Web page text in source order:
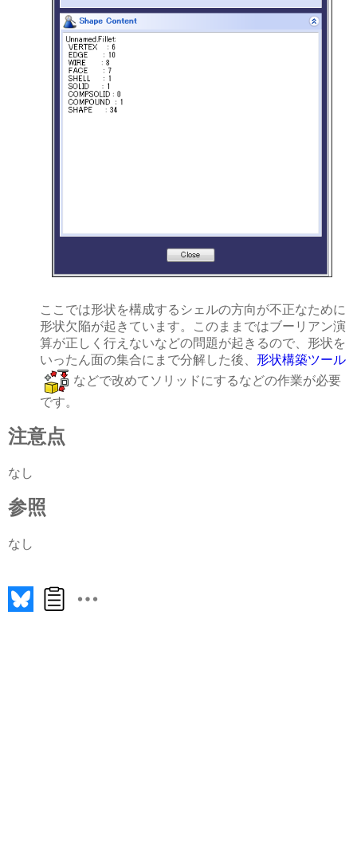
ここでは形状を構成するシェルの方向が不正なために
形状欠陥が起きています。このままではブーリアン演
算が正しく行えないなどの問題が起きるので、形状を
いったん面の集合にまで分解した後、 形状構築ツール
などで改めてソリッドにするなどの作業が必要
です。
注意点
なし
参照
なし